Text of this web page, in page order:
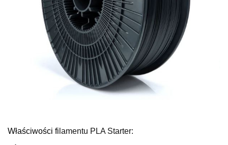
Właściwości fi lamentu PLA Starter: